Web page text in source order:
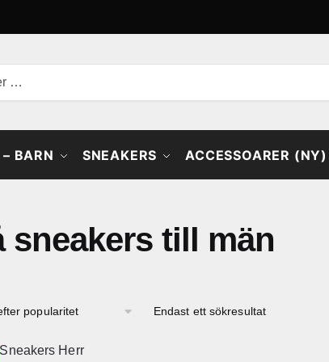
BARN SNEAKERS ACCESSOARER (NY)
sneakers till män
Endast ett sökresultat